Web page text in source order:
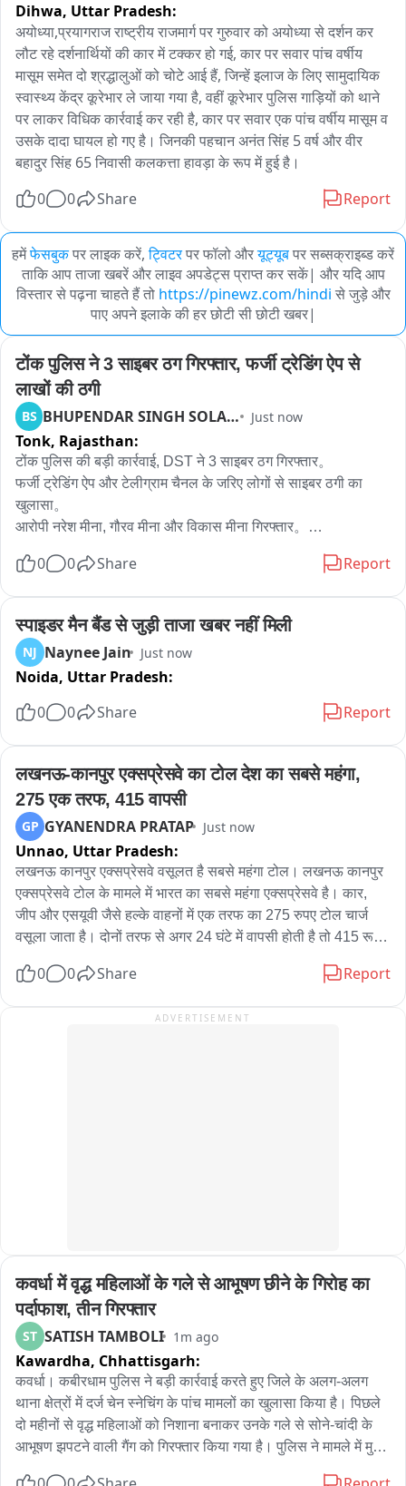
Dihwa, Uttar Pradesh:
अयोध्या,प्रयागराज राष्ट्रीय राजमार्ग पर गुरुवार को अयोध्या से दर्शन कर
लौट रहे दर्शनार्थियों की कार में टक्कर हो गई, कार पर सवार पांच वर्षीय
मासूम समेत दो श्रद्धालुओं को चोटे आई हैं, जिन्हें इलाज के लिए सामुदायिक
स्वास्थ्य केंद्र कूरेभार ले जाया गया है, वहीं कूरेभार पुलिस गाड़ियों को थाने
पर लाकर विधिक कार्रवाई कर रही है, कार पर सवार एक पांच वर्षीय मासूम व
उसके दादा घायल हो गए है। जिनकी पहचान अनंत सिंह 5 वर्ष और वीर
बहादुर सिंह 65 निवासी कलकत्ता हावड़ा के रूप में हुई है।
0
0 Share Report
हमेंफेसबुकपर लाइक करें, ट्विटरपर फॉलो औरयूट्यूबपर सब्सक्राइब्ड करें
ताकि आप ताजा खबरें और लाइव अपडेट्स प्राप्त कर सकें| और यदि आप
विस्तार से पढ़ना चाहते हैं तो https://pinewz.com/hindi से जुड़े और
पाए अपने इलाके की हर छोटी सी छोटी खबर|
टोंक पुलिस ने 3 साइबर ठग गिरफ्तार, फर्जी ट्रेडिंग ऐप से
लाखों की ठगी
BS BHUPENDAR SINGH SOLANKI Just now
Tonk, Rajasthan:
टोंक पुलिस की बड़ी कार्रवाई, DST ने 3 साइबर ठग गिरफ्तार。
फर्जी ट्रेडिंग ऐप और टेलीग्राम चैनल के जरिए लोगों से साइबर ठगी का
खुलासा。
आरोपी नरेश मीना, गौरव मीना और विकास मीना गिरफ्तार。
आरोपियों से 4 मोबाइल, 2 फर्जी सिम, 2 बोलेरो और 1 स्कूटी जब्त。
फर्जी खातों में ट्रांसफर कराते थे ठगी की रकम, लाखों के लेन-देन की
आशंका。
SP रोशन मीना के निर्देशन में DST व अलीगढ़ थाना की संयुक्त कार्रवाई。
साइबर ठगी के खिलाफ टोंक पुलिस का अभियान लगातार जारी。
0 0 Share Report
स्पाइडर मैन बैंड से जुड़ी ताजा खबर नहीं मिली
NJ Naynee Jain Just now
Noida, Uttar Pradesh:
0
0 Share Report
लखनऊ-कानपुर एक्सप्रेसवे का टोल देश का सबसे महंगा,
275 एक तरफ, 415 वापसी
GP GYANENDRA PRATAP Just now
Unnao, Uttar Pradesh:
लखनऊ कानपुर एक्सप्रेसवे वसूलत है सबसे महंगा टोल। लखनऊ कानपुर
एक्सप्रेसवे टोल के मामले में भारत का सबसे महंगा एक्सप्रेसवे है। कार,
जीप और एसयूवी जैसे हल्के वाहनों में एक तरफ का 275 रुपए टोल चार्ज
वसूला जाता है। दोनों तरफ से अगर 24 घंटे में वापसी होती है तो 415 रूपये
वसूला जाता ना ही किसी हाईवे पर और ना ही किसी एक्सप्रेस वे पर。
0 0 Share Report
ADVERTISEMENT
कवर्धा में वृद्ध महिलाओं के गले से आभूषण छीने के गिरोह का
पर्दाफाश, तीन गिरफ्तार
ST SATISH TAMBOLI 1m ago
Kawardha, Chhattisgarh:
कवर्धा। कबीरधाम पुलिस ने बड़ी कार्रवाई करते हुए जिले के अलग-अलग
थाना क्षेत्रों में दर्ज चेन स्नेचिंग के पांच मामलों का खुलासा किया है। पिछले
दो महीनों से वृद्ध महिलाओं को निशाना बनाकर उनके गले से सोने-चांदी के
आभूषण झपटने वाली गैंग को गिरफ्तार किया गया है। पुलिस ने मामले में मुख्य